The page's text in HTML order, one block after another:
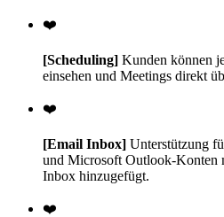
❤️
[Scheduling] Kunden können
einsehen und Meetings direkt
❤️
[Email Inbox] Unterstützung
und Microsoft Outlook-Konten
Inbox hinzugefügt.
❤️